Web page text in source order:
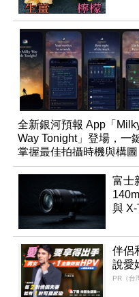
全新銀河預報 App「
Way Tonight」登場，一
掌握最佳拍攝時機與構圖
富士
與
伴侶
說愛
PR（台